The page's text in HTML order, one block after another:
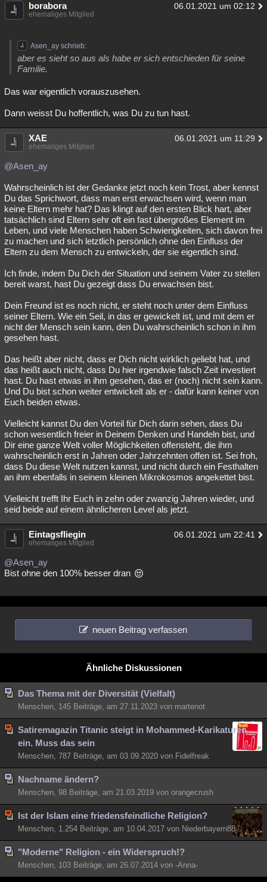
borabora 06.01.2021 um 02:12
ehemaliges Mitglied
Asen_ay schrieb:
aber es sieht so aus als habe er sich entschieden für seine
Familie.
Das war eigentlich vorauszusehen.
Dann weisst Du hoffentlich, was Du zu tun hast.
XAE 06.01.2021 um 11:29
ehemaliges Mitglied
@Asen_ay
Wahrscheinlich ist der Gedanke jetzt noch kein Trost, aber kennst
Du das Sprichwort, dass man erst erwachsen wird, wenn man
keine Eltern mehr hat? Das klingt auf den ersten Blick hart, aber
tatsächlich sind Eltern sehr oft ein fast übergroßes Element im
Leben, und viele Menschen haben Schwierigkeiten, sich davon frei
zu machen und sich letztlich persönlich ohne den Einfluss der
Eltern zu dem Mensch zu entwickeln, der sie eigentlich sind.
Ich finde, indem Du Dich der Situation und seinem Vater zu stellen
bereit warst, hast Du gezeigt dass Du erwachsen bist.
Dein Freund ist es noch nicht, er steht noch unter dem Einfluss
seiner Eltern. Wie ein Seil, in das er gewickelt ist, und mit dem er
nicht der Mensch sein kann, den Du wahrscheinlich schon in ihm
gesehen hast.
Das heißt aber nicht, dass er Dich nicht wirklich geliebt hat, und
das heißt auch nicht, dass Du hier irgendwie falsch Zeit investiert
hast. Du hast etwas in ihm gesehen, das er (noch) nicht sein kann.
Und Du bist schon weiter entwickelt als er - dafür kann keiner von
Euch beiden etwas.
Vielleicht kannst Du den Vorteil für Dich darin sehen, dass Du
schon wesentlich freier in Deinem Denken und Handeln bist, und
Dir eine ganze Welt voller Möglichkeiten offensteht, die ihm
wahrscheinlich erst in Jahren oder Jahrzehnten offen ist. Sei froh,
dass Du diese Welt nutzen kannst, und nicht durch ein Festhalten
an ihm ebenfalls in seinem kleinen Mikrokosmos angekettet bist.
Vielleicht trefft Ihr Euch in zehn oder zwanzig Jahren wieder, und
seid beide auf einem ähnlicheren Level als jetzt.
Eintagsfliegin 06.01.2021 um 22:41
ehemaliges Mitglied
@Asen_ay
Bist ohne den 100% besser dran
neuen Beitrag verfassen
Ähnliche Diskussionen
Das Thema mit der Diversität (Vielfalt)
Menschen, 145 Beiträge, am 27.11.2023 von martenot
Satiremagazin Titanic steigt in Mohammed-Karikaturen
ein. Muss das sein
Menschen, 787 Beiträge, am 03.09.2020 von Fidelfreak
Nachname ändern?
Menschen, 98 Beiträge, am 21.03.2019 von orangecrush
Ist der Islam eine friedensfeindliche Religion?
Menschen, 1.254 Beiträge, am 10.04.2017 von Niederbayern88
"Moderne" Religion - ein Widerspruch!?
Menschen, 103 Beiträge, am 26.07.2014 von -Anna-